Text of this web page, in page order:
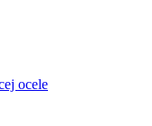
ocele